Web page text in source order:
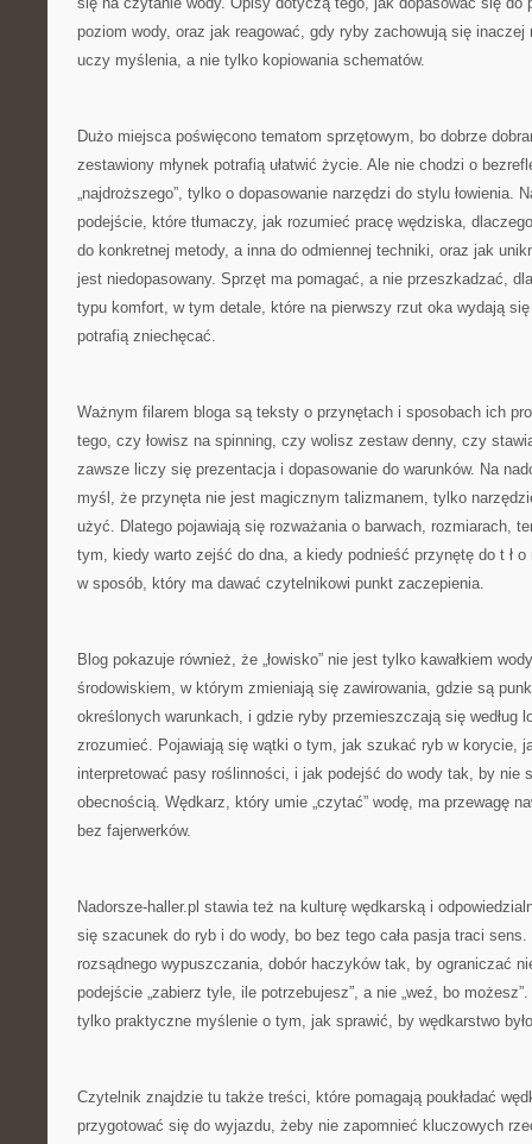
poziom wody, oraz jak reagować, gdy ryby zachowują się
uczy myślenia, a nie tylko kopiowania schematów.
Dużo miejsca poświęcono tematom sprzętowym, bo dobrze
zestawiony młynek potrafią ułatwić życie. Ale nie chodzi o
„najdroższego”, tylko o dopasowanie narzędzi do stylu łowienia.
podejście, które tłumaczy, jak rozumieć pracę wędziska,
do konkretnej metody, a inna do odmiennej techniki, oraz jak
jest niedopasowany. Sprzęt ma pomagać, a nie przeszkadzać,
typu komfort, w tym detale, które na pierwszy rzut oka wydają
potrafią zniechęcać.
Ważnym filarem bloga są teksty o przynętach i sposobach ich
tego, czy łowisz na spinning, czy wolisz zestaw denny, czy
zawsze liczy się prezentacja i dopasowanie do warunków. Na
myśl, że przynęta nie jest magicznym talizmanem, tylko
użyć. Dlatego pojawiają się rozważania o barwach, rozmiarach,
tym, kiedy warto zejść do dna, a kiedy podnieść przynętę do t ł
w sposób, który ma dawać czytelnikowi punkt zaczepienia.
Blog pokazuje również, że „łowisko” nie jest tylko kawałkiem
środowiskiem, w którym zmieniają się zawirowania, gdzie są
określonych warunkach, i gdzie ryby przemieszczają się według
zrozumieć. Pojawiają się wątki o tym, jak szukać ryb w korycie,
interpretować pasy roślinności, i jak podejść do wody tak, by nie
obecnością. Wędkarz, który umie „czytać” wodę, ma przewagę
bez fajerwerków.
Nadorsze-haller.pl stawia też na kulturę wędkarską i
się szacunek do ryb i do wody, bo bez tego cała pasja traci
rozsądnego wypuszczania, dobór haczyków tak, by ograniczać
podejście „zabierz tyle, ile potrzebujesz”, a nie „weź, bo
tylko praktyczne myślenie o tym, jak sprawić, by wędkarstwo
Czytelnik znajdzie tu także treści, które pomagają poukładać
przygotować się do wyjazdu, żeby nie zapomnieć kluczowych